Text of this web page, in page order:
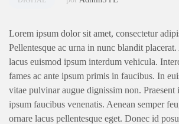
Lorem ipsum dolor sit amet, consectetur
Pellentesque ac urna in nunc blandit
lacus euismod ipsum interdum vehicula.
fames ac ante ipsum primis in faucibus. In
vitae pulvinar augue dignissim non. Praesent
ipsum faucibus venenatis. Aenean semper
ornare lacus pellentesque eget. Donec id